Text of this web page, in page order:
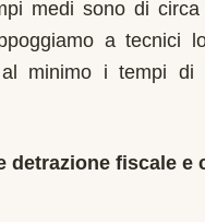
medi sono di
a tecnici
minimo i tempi di
detrazione fiscale e